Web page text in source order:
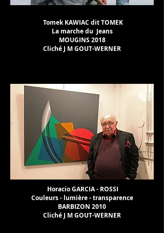
Tomek KAWIAC dit TOMEK
La marche du Jeans
MOUGINS 2018
Cliché J M GOUT-WERNER
Horacio GARCIA - ROSSI
Couleurs - lumière - transparence
BARBIZON 2010
Cliché J M GOUT-WERNER